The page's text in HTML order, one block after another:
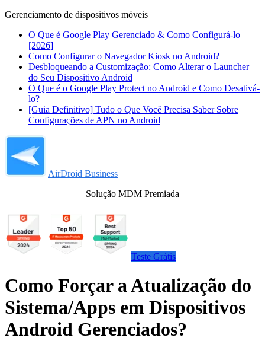
Gerenciamento de dispositivos móveis
O Que é Google Play Gerenciado & Como Configurá-lo
[2026]
Como Configurar o Navegador Kiosk no Android?
Desbloqueando a Customização: Como Alterar o Launcher
do Seu Dispositivo Android
O Que é o Google Play Protect no Android e Como Desativá-
lo?
[Guia Definitivo] Tudo o Que Você Precisa Saber Sobre
Configurações de APN no Android
AirDroid Business
Solução MDM Premiada
Teste Grátis
Como Forçar a Atualização do
Sistema/Apps em Dispositivos
Android Gerenciados?